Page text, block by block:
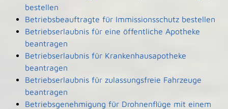
bestellen
Betriebsbeauftragte für Immissionsschutz bestellen
Betriebserlaubnis für eine öffentliche Apotheke
beantragen
Betriebserlaubnis für Krankenhausapotheke
beantragen
Betriebserlaubnis für zulassungsfreie Fahrzeuge
beantragen
Betriebsgenehmigung für Drohnenflüge mit einem